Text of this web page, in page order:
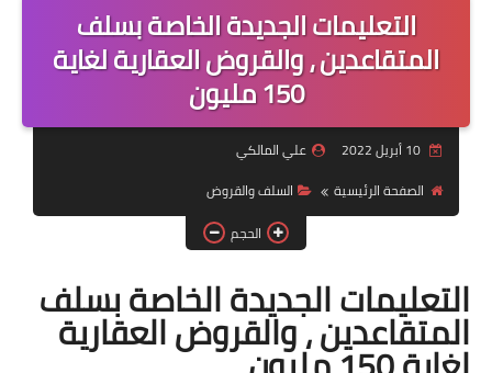
اخبار وزارة العمل وهيئة
التقاعد
قسم التطبيقات
قطع الاراضي
الربح من الانترنت
التعليمات الجديدة الخاصة بسلف
المتقاعدين ، والقروض العقارية لغاية
150 مليون
10 أبريل 2022
علي المالكي
الصفحة الرئيسية
السلف والقروض
الحجم
التعليمات الجديدة الخاصة بسلف
المتقاعدين ، والقروض العقارية